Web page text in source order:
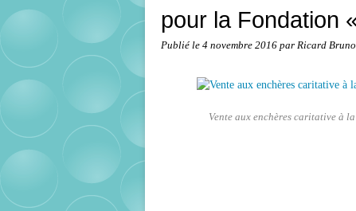
pour la Fondation
Publié le 4 novembre 2016 par Ricard Bruno
Vente aux enchères caritative à